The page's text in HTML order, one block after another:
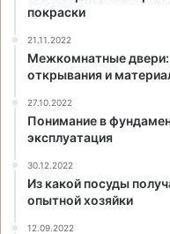
покраски
21.11.2022
Межкомнатные двери:
открывания и
27.10.2022
Понимание в
эксплуатация
30.12.2022
Из какой посуды
опытной хозяйки
12.09.2022